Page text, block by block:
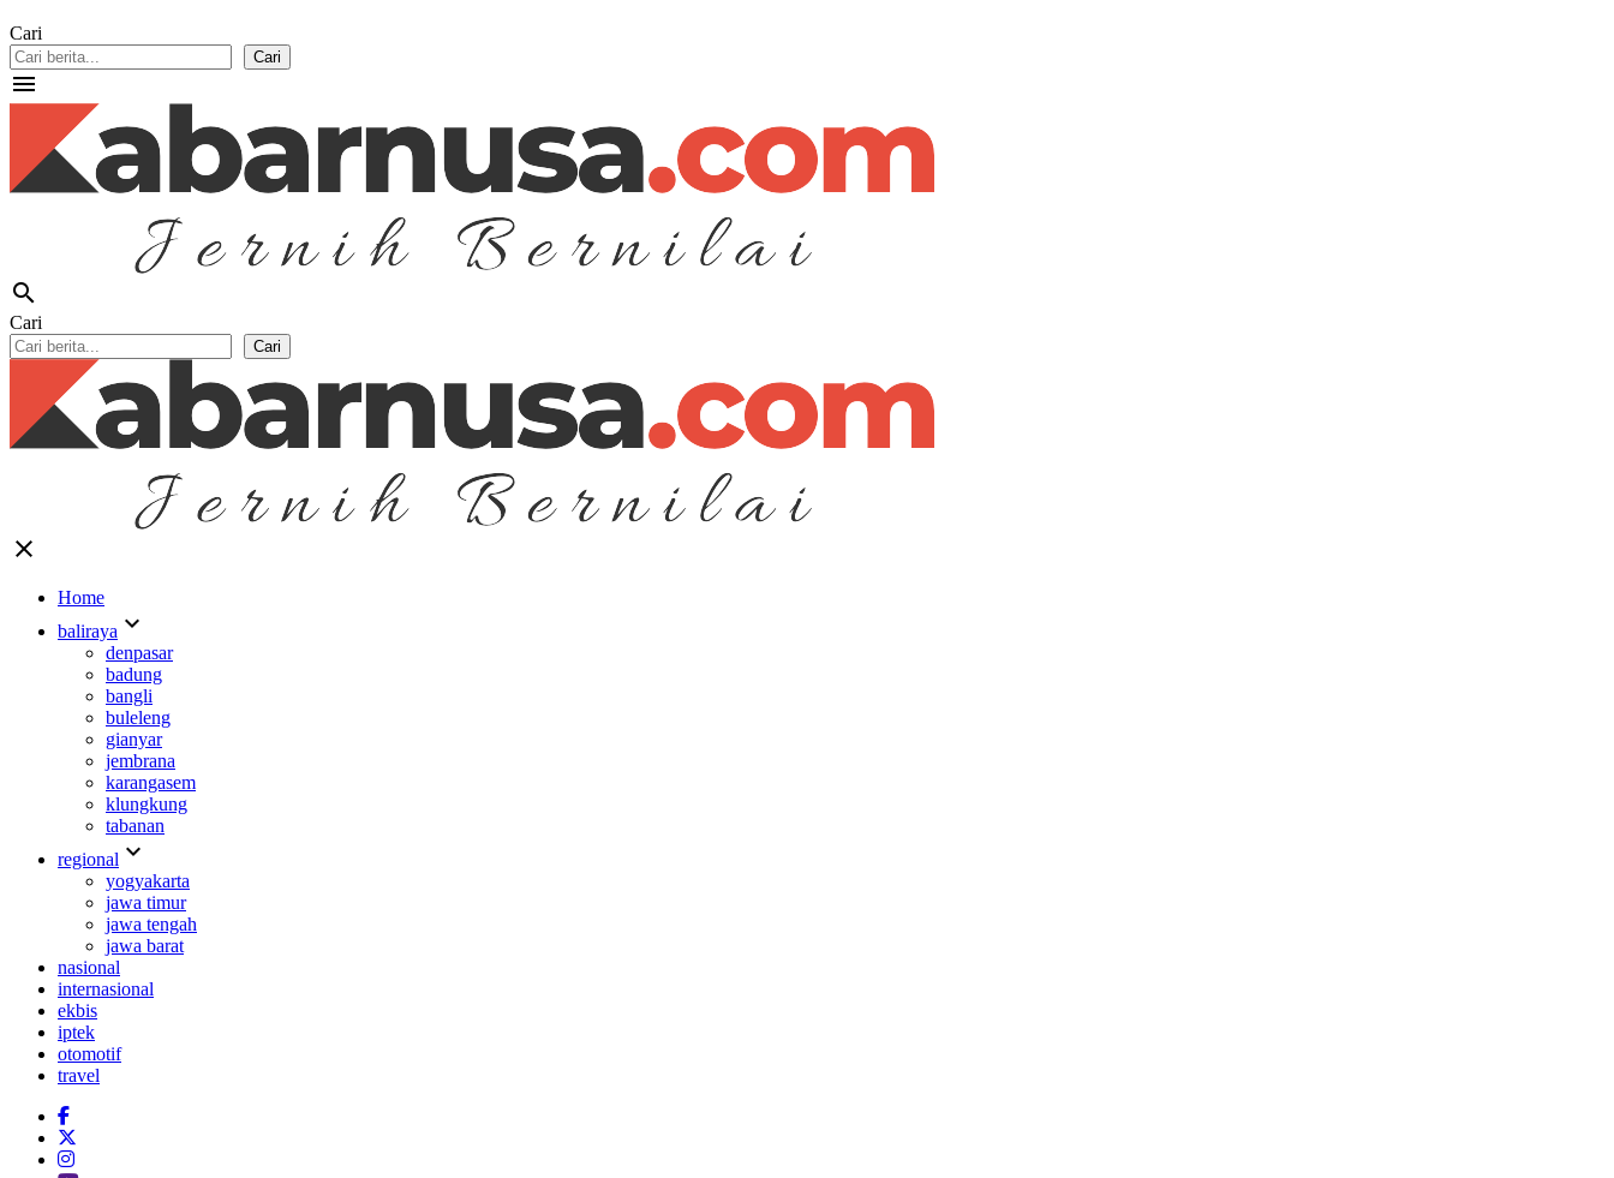
Cari
Cari
menu
search
Cari
Cari
close
Home
baliraya expand_more
denpasar
badung
bangli
buleleng
gianyar
jembrana
karangasem
klungkung
tabanan
regional expand_more
yogyakarta
jawa timur
jawa tengah
jawa barat
nasional
internasional
ekbis
iptek
otomotif
travel